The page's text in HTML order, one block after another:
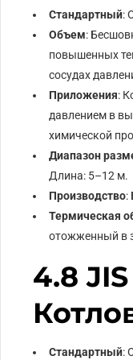
Стандартный:
Объем:
повышенных
сосудах
Приложения:
давлением в
химической
Диапазон
Длина: 5–12 м.
Производство:
Термическая
отожженный в
4.8 JIS
Стандартный: